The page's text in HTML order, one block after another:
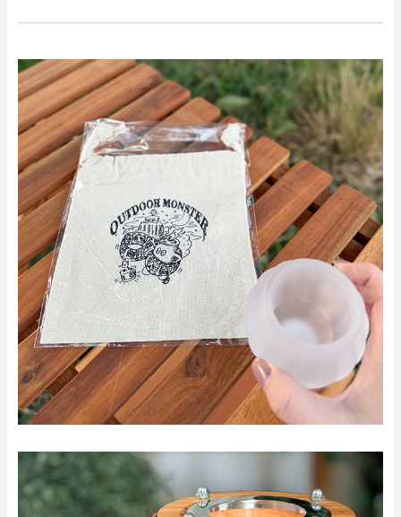
価格で探す
0 20000
円
クリア OK
色で探す